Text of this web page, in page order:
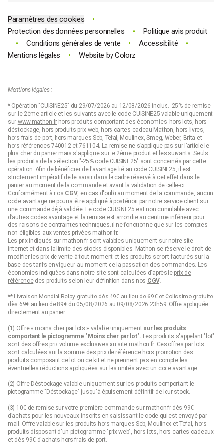
Paramètres des cookies •
Protection des données personnelles • Politique avis produit
• Conditions générales de vente • Accessibilité •
Mentions légales • Website byColorz
Mentions légales :
* Opération "CUISINE25" du 29/07/2026 au 12/08/2026 inclus. -25% de remise
sur le 2ème article et les suivants avec le code CUISINE25 valable uniquement
sur www.mathon.frhors produits comportant des économies, hors lots, hors
déstockage, hors produits prix web, hors cartes cadeau Mathon, hors livres,
hors frais de port, hors marques Seb, Tefal, Moulinex, Smeg, Weber, Brita et
hors références 740012 et 761104. La remise ne s’applique pas sur l’article le
plus cher du panier mais s'applique sur le 2ème produit et les suivants. Seuls
les produits de la sélection "-25% code CUISINE25" sont concernés par cette
opération. Afin de bénéficier de l'avantage lié au code CUISINE25, il est
strictement impératif de le saisir dans le cadre réservé à cet effet dans le
panier au moment de la commande et avant la validation de celle-ci.
Conformément à nos CGV, en cas d'oubli au moment de la commande, aucun
code avantage ne pourra être appliqué à postériori par notre service client sur
une commande déjà validée. Le code CUISINE25 est non cumulable avec
d’autres codes avantage et la remise est arrondie au centime inférieur pour
des raisons de contraintes techniques. Il ne fonctionne que sur les comptes
non éligibles aux ventes privées mathon.fr.
Les prix indiqués sur mathon.fr sont valables uniquement sur notre site
internet et dans la limite des stocks disponibles. Mathon se réserve le droit de
modifier les prix de vente à tout moment et les produits seront facturés sur la
base des tarifs en vigueur au moment de la passation des commandes. Les
économies indiquées dans notre site sont calculées d'après le prix de
référencedes produits selon leur définition dans nos CGV.
** Livraison Mondial Relay gratuite dès 49€ au lieu de 69€ et Colissimo gratuite
dès 69€ au lieu de 89€ du 05/08/2026 au 09/08/2026 23h59. Offre appliquée
directement au panier.
(1) Offre « moins cher par lots » valable uniquement sur les produits
comportant le pictogramme "Moins cher par lot". Les produits s'appelant "lot"
sont des offres prix volume exclusives au site mathon.fr. Ces offres par lots
sont calculées sur la somme des prix de référence hors promotion des
produits composant ce lot ou ce kit et ne prennent pas en compte les
éventuelles réductions appliquées sur les unités avec un code avantage.
(2) Offre Déstockage valable uniquement sur les produits comportant le
pictogramme "Déstockage" jusqu'à épuisement définitif de leur stock.
(3) 10€ de remise sur votre première commande sur mathon.fr dès 99€
d’achats pour les nouveaux inscrits en saisissant le code qui est envoyé par
mail. Offre valable sur les produits hors marques Seb, Moulinex et Tefal, hors
produits disposant d'un pictogramme "prix web", hors lots, hors cartes cadeaux
et dès 99€ d'achats hors frais de port.